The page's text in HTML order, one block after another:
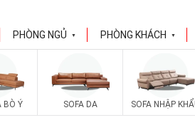
PHÒNG NGỦ ▼ PHÒNG KHÁCH ▼
BÒ Ý SOFA DA SOFA NHẬP